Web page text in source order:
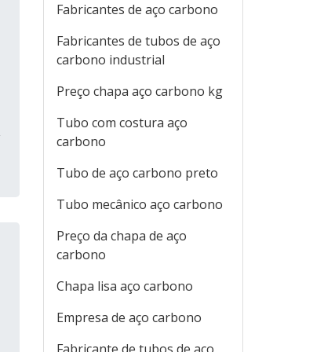
Fabricantes de aço carbono
Fabricantes de tubos de aço
carbono industrial
Preço chapa aço carbono kg
Tubo com costura aço
carbono
Tubo de aço carbono preto
Tubo mecânico aço carbono
Preço da chapa de aço
carbono
Chapa lisa aço carbono
Empresa de aço carbono